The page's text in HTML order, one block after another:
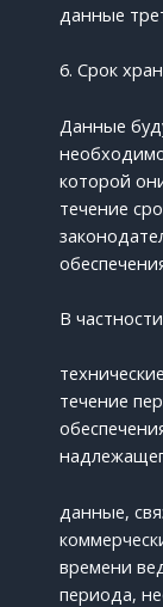
данные
6. Срок
Данные
которой
течение
В
течение
данные,
времени
периода,